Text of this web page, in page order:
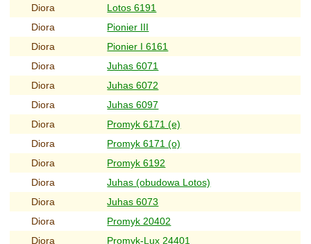
Diora
Lotos 6191
Diora
Pionier III
Diora
Pionier I 6161
Diora
Juhas 6071
Diora
Juhas 6072
Diora
Juhas 6097
Diora
Promyk 6171 (e)
Diora
Promyk 6171 (o)
Diora
Promyk 6192
Diora
Juhas (obudowa Lotos)
Diora
Juhas 6073
Diora
Promyk 20402
Diora
Promyk-Lux 24401